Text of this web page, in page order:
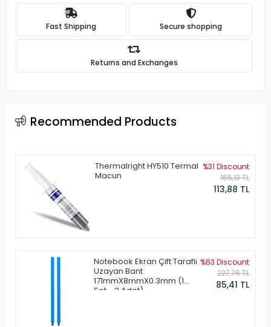
Fast Shipping Secure shopping
Returns and Exchanges
Recommended Products
Thermalright HY510 Termal
Macun
%31 Discount
165,13 TL
113,88 TL
Notebook Ekran Çift Taraflı
Uzayan Bant
171mmX8mmX0.3mm (1
Set - 2 Adet)
%63 Discount
227,76 TL
85,41 TL